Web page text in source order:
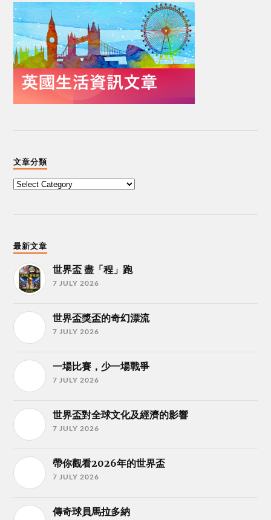
文章分類
最新文章
世界盃 盡「程」跑
7 JULY 2026
世界盃獎盃的奇幻漂流
7 JULY 2026
一場比賽，少一場戰爭
7 JULY 2026
世界盃對全球文化及經濟的影響
7 JULY 2026
帶你觀看2026年的世界盃
7 JULY 2026
傳奇球員馬拉多納